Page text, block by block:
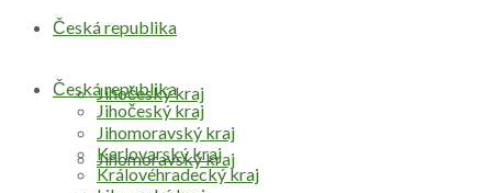
Česká republika
Jihočeský kraj
Jihomoravský kraj
Česká republika
Jihočeský kraj
Jihomoravský kraj
Karlovarský kraj
Královéhradecký kraj